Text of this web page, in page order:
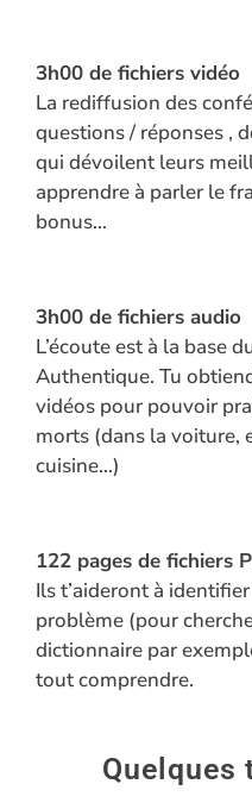
3h00 de fichiers vidéo
La rediffusion des
questions / réponses ,
qui dévoilent leurs
apprendre à parler le
bonus…
3h00 de fichiers audio
L’écoute est à la base
Authentique. Tu
vidéos pour pouvoir
morts (dans la voiture,
cuisine…)
122 pages de fichiers
Ils t’aideront à
problème (pour
dictionnaire par
tout comprendre.
Quelques
Réinitialisation du
Back
to
to
Login